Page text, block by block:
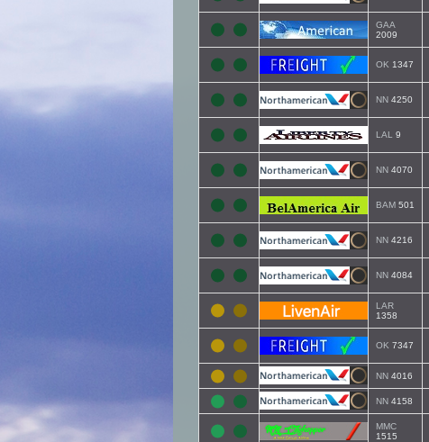
GAA
2009
OK 1347
NN 4250
LAL 9
NN 4070
BAM 501
NN 4216
NN 4084
LAR
1358
OK 7347
NN 4016
NN 4158
MMC
1515